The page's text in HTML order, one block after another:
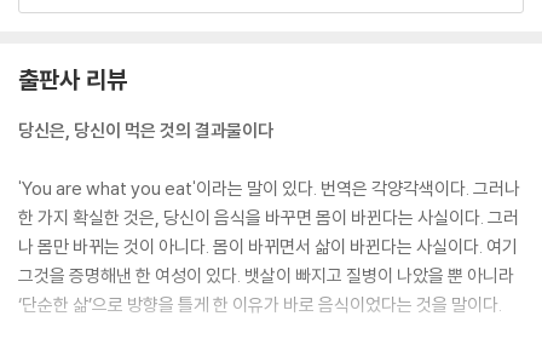
--- p.39
“생리할 때 치즈랑 연어가 좋다고 챙겨 먹었던 게 지금 생각하면 너무 바보
같고 씁쓸해요. 저는 9월부터 고기, 계란, 우유를 끊었는데 그달 생리혈이
그동안의 검붉고 진득한 형태가 아닌 묽고 맑은 쨍한 새빨간 색으로 나오
는 걸 보니 신기하더라고요. 몇 년 간 함께한 생리통도 하나도 없고요! 파우
치에 타이레놀 항상 들고 다녔던 저인데 말이죠. “
--- p.51
출판사 리뷰
당신은, 당신이 먹은 것의 결과물이다
'You are what you eat'이라는 말이 있다. 번역은 각양각색이다. 그러나
한 가지 확실한 것은, 당신이 음식을 바꾸면 몸이 바뀐다는 사실이다. 그러
나 몸만 바뀌는 것이 아니다. 몸이 바뀌면서 삶이 바뀐다는 사실이다. 여기
그것을 증명해낸 한 여성이 있다. 뱃살이 빠지고 질병이 나았을 뿐 아니라
‘단순한 삶’으로 방향을 틀게 한 이유가 바로 음식이었다는 것을 말이다.